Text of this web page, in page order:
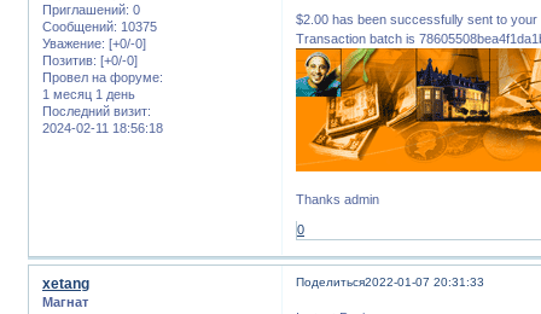
Приглашений: 0
Сообщений: 10375
Уважение: [+0/-0]
Позитив: [+0/-0]
Провел на форуме:
1 месяц 1 день
Последний визит:
2024-02-11 18:56:18
$2.00 has been successfully sent to
Transaction batch is
Thanks admin
0
Поделиться2022-01-07 20:31:33
xetang
Магнат